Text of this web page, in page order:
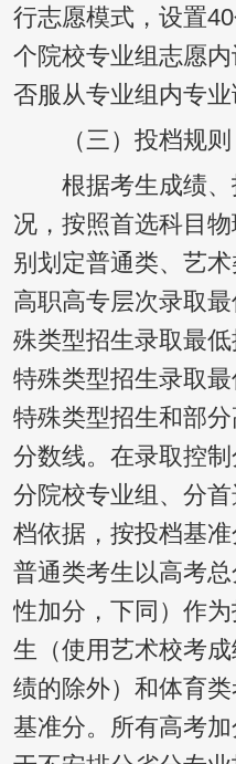
行志愿模式，设置
个院校专业组志愿
否服从专业组内专业
（三）投档规则
根据考生成绩、
况，按照首选科目
别划定普通类、艺术
高职高专层次录取
殊类型招生录取最
特殊类型招生录取
特殊类型招生和部
分数线。在录取控制
分院校专业组、分
档依据，按投档基准
普通类考生以高考
性加分，下同）作
生（使用艺术校考
绩的除外）和体育
基准分。所有高考